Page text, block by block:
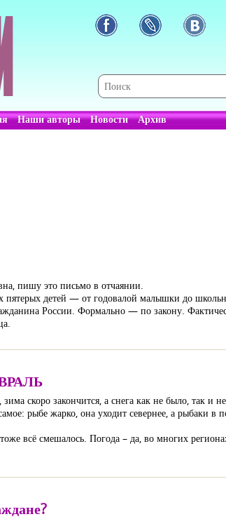
Наши авторы Новости Архив
пишу это письмо в отчаянии.
пятерых детей — от годовалой малышки до
России. Формально — по закону.
скоро закончится, а снега как не было, так
рыбе жарко, она уходит севернее, а рыбаки
всё смешалось. Погода – да, во многих